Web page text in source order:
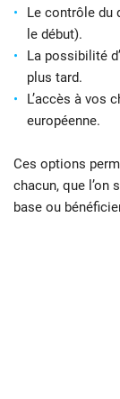
Le contrôle du
le début).
La possibilité
plus tard.
L’accès à vos
européenne.
Ces options
chacun, que l’on
base ou